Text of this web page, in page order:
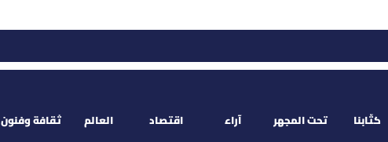
كتّابنا تحت المجهر آراء اقتصاد العالم ثقافة وفنون